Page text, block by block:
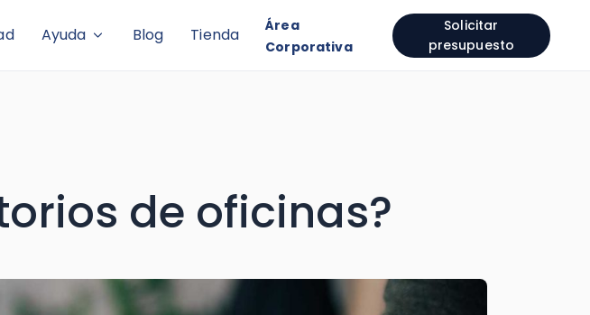
Ayuda Blog Tienda
Área
Corporativa
Solicitar
presupuesto
de oficinas?